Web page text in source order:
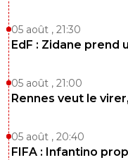
05 août , 21:30
EdF : Zidane prend
05 août , 21:00
Rennes veut le
05 août , 20:40
FIFA : Infantino